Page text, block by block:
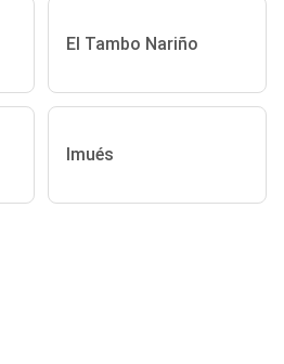
El Tambo Nariño
Imués